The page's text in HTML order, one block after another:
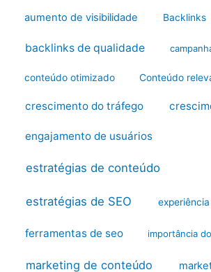
aumento de visibilidade Backlinks
backlinks de qualidade
conteúdo otimizado Conteúdo
crescimento do tráfego
engajamento de usuários
estratégias de conteúdo
estratégias de SEO
ferramentas de seo importância
marketing de conteúdo